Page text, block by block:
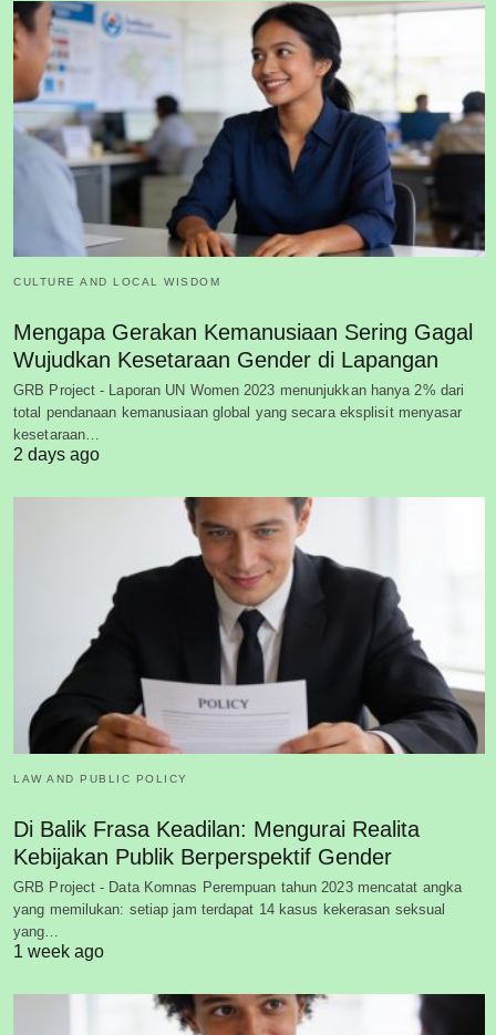
CULTURE AND LOCAL WISDOM
Mengapa Gerakan Kemanusiaan Sering Gagal
Wujudkan Kesetaraan Gender di Lapangan
GRB Project - Laporan UN Women 2023 menunjukkan hanya 2% dari
total pendanaan kemanusiaan global yang secara eksplisit menyasar
kesetaraan…
2 days ago
LAW AND PUBLIC POLICY
Di Balik Frasa Keadilan: Mengurai Realita
Kebijakan Publik Berperspektif Gender
GRB Project - Data Komnas Perempuan tahun 2023 mencatat angka
yang memilukan: setiap jam terdapat 14 kasus kekerasan seksual
yang…
1 week ago